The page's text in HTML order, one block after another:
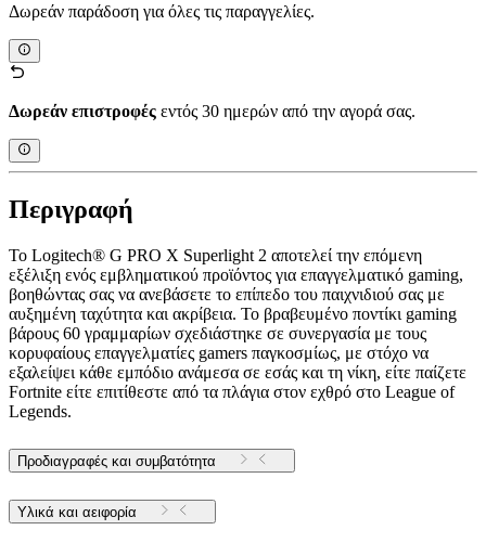
Δωρεάν παράδοση για όλες τις παραγγελίες.
Δωρεάν επιστροφές εντός 30 ημερών από την αγορά σας.
Περιγραφή
Το Logitech® G PRO X Superlight 2 αποτελεί την επόμενη
εξέλιξη ενός εμβληματικού προϊόντος για επαγγελματικό gaming,
βοηθώντας σας να ανεβάσετε το επίπεδο του παιχνιδιού σας με
αυξημένη ταχύτητα και ακρίβεια. Το βραβευμένο ποντίκι gaming
βάρους 60 γραμμαρίων σχεδιάστηκε σε συνεργασία με τους
κορυφαίους επαγγελματίες gamers παγκοσμίως, με στόχο να
εξαλείψει κάθε εμπόδιο ανάμεσα σε εσάς και τη νίκη, είτε παίζετε
Fortnite είτε επιτίθεστε από τα πλάγια στον εχθρό στο League of
Legends.
Προδιαγραφές και συμβατότητα
Υλικά και αειφορία